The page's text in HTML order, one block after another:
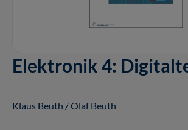
Elektronik 4:
Klaus Beuth / Olaf Beuth